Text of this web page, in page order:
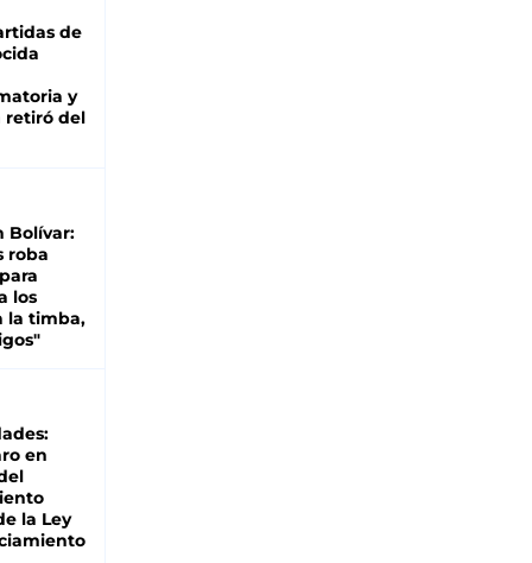
de
y
retiró del
Bolívar:
roba
los
la timba,
en
la Ley